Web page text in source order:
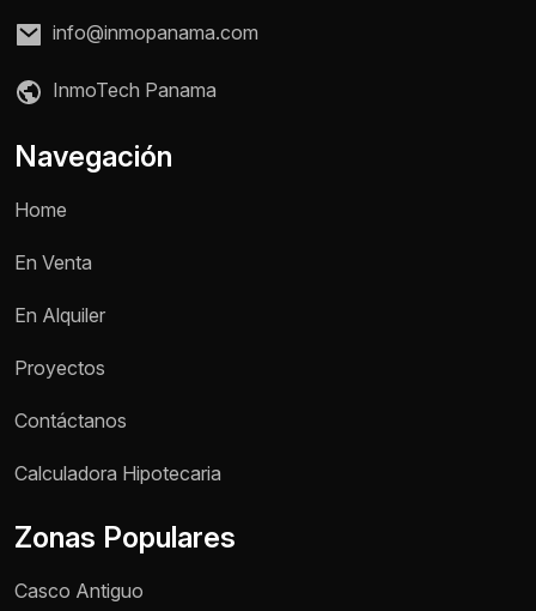
Teléfono / WhatsApp *
info@inmopanama.com
InmoTech Panama
Navegación
Home
En Venta
En Alquiler
Proyectos
Contáctanos
Calculadora Hipotecaria
Zonas Populares
Casco Antiguo